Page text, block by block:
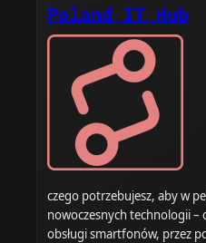
Poland IT Hub
czego potrzebujesz, aby w
nowoczesnych technologii
obsługi smartfonów, przez